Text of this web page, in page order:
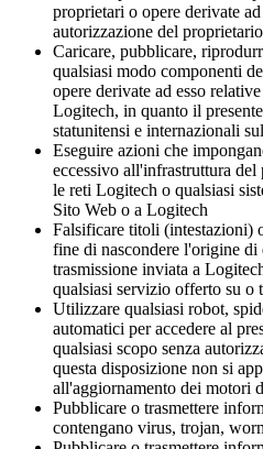
proprietari o opere derivate
autorizzazione del
Caricare, pubblicare,
qualsiasi modo componenti
opere derivate ad esso
Logitech, in quanto il
statunitensi e internazionali
Eseguire azioni che
eccessivo all'infrastruttura del
le reti Logitech o qualsiasi
Sito Web o a Logitech
Falsificare titoli (intestazioni)
fine di nascondere l'origine di
trasmissione inviata a
qualsiasi servizio offerto su o
Utilizzare qualsiasi robot,
automatici per accedere al
qualsiasi scopo senza
questa disposizione non si
all'aggiornamento dei motori
Pubblicare o trasmettere
contengano virus, trojan,